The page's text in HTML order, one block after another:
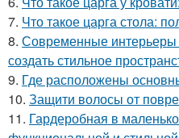
7. Что такое царга стола:
8. Современные интерьеры
создать стильное
9. Где расположены
10. Защити волосы от
11. Гардеробная в